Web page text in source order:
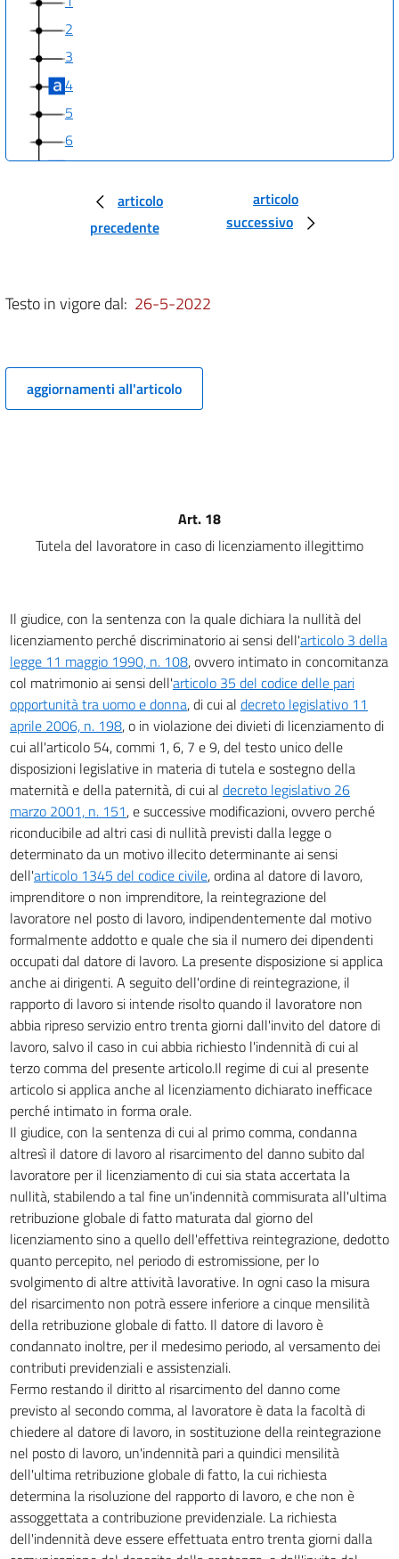
2
3
4
5
6
7
12
DELLA LIBERTÀ SINDACALE
14
TITOLO III
DELL'ATTIVITÀ SINDACALE
21
22
23
24
25
26
27
TITOLO IV
DISPOSIZIONI VARIE E GENERALI
28
29
30
31
32
TITOLO V
NORME SUL COLLOCAMENTO
33
34
TITOLO VI
DISPOSIZIONI FINALI E PENALI
35
36
37
38
39
40
41
articolo
precedente
articolo
successivo
Testo in vigore dal: 26-5-2022
aggiornamenti all'articolo
Art. 18
Tutela del lavoratore in caso di licenziamento illegittimo
Il giudice, con la sentenza con la quale dichiara la nullità del
licenziamento perché discriminatorio ai sensi dell'articolo 3 della
legge 11 maggio 1990, n. 108, ovvero intimato in concomitanza
col matrimonio ai sensi dell'articolo 35 del codice delle pari
opportunità tra uomo e donna, di cui al decreto legislativo 11
aprile 2006, n. 198, o in violazione dei divieti di licenziamento di
cui all'articolo 54, commi 1, 6, 7 e 9, del testo unico delle
disposizioni legislative in materia di tutela e sostegno della
maternità e della paternità, di cui al decreto legislativo 26
marzo 2001, n. 151, e successive modificazioni, ovvero perché
riconducibile ad altri casi di nullità previsti dalla legge o
determinato da un motivo illecito determinante ai sensi
dell'articolo 1345 del codice civile, ordina al datore di lavoro,
imprenditore o non imprenditore, la reintegrazione del
lavoratore nel posto di lavoro, indipendentemente dal motivo
formalmente addotto e quale che sia il numero dei dipendenti
occupati dal datore di lavoro. La presente disposizione si applica
anche ai dirigenti. A seguito dell'ordine di reintegrazione, il
rapporto di lavoro si intende risolto quando il lavoratore non
abbia ripreso servizio entro trenta giorni dall'invito del datore di
lavoro, salvo il caso in cui abbia richiesto l'indennità di cui al
terzo comma del presente articolo.Il regime di cui al presente
articolo si applica anche al licenziamento dichiarato inefficace
perché intimato in forma orale.
Il giudice, con la sentenza di cui al primo comma, condanna
altresì il datore di lavoro al risarcimento del danno subito dal
lavoratore per il licenziamento di cui sia stata accertata la
nullità, stabilendo a tal fine un'indennità commisurata all'ultima
retribuzione globale di fatto maturata dal giorno del
licenziamento sino a quello dell'effettiva reintegrazione, dedotto
quanto percepito, nel periodo di estromissione, per lo
svolgimento di altre attività lavorative. In ogni caso la misura
del risarcimento non potrà essere inferiore a cinque mensilità
della retribuzione globale di fatto. Il datore di lavoro è
condannato inoltre, per il medesimo periodo, al versamento dei
contributi previdenziali e assistenziali.
Fermo restando il diritto al risarcimento del danno come
previsto al secondo comma, al lavoratore è data la facoltà di
chiedere al datore di lavoro, in sostituzione della reintegrazione
nel posto di lavoro, un'indennità pari a quindici mensilità
dell'ultima retribuzione globale di fatto, la cui richiesta
determina la risoluzione del rapporto di lavoro, e che non è
assoggettata a contribuzione previdenziale. La richiesta
dell'indennità deve essere effettuata entro trenta giorni dalla